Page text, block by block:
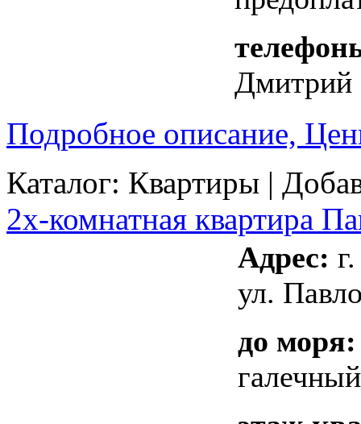
Дмитрий
Подробное описание,
Каталог: Квартиры |
2х-комнатная квартира
Адрес:
ул.
до моря: